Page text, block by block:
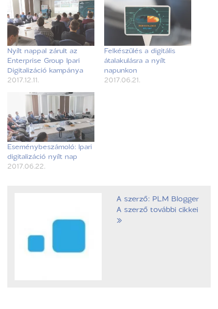
Nyílt nappal zárult az
Enterprise Group Ipari
Digitalizáció kampánya
2017.12.11.
Felkészülés a digitális
átalakulásra a nyílt
napunkon
2017.06.21.
Eseménybeszámoló: Ipari
digitalizáció nyílt nap
2017.06.22.
A szerző: PLM Blogger
A szerző további cikkei
»